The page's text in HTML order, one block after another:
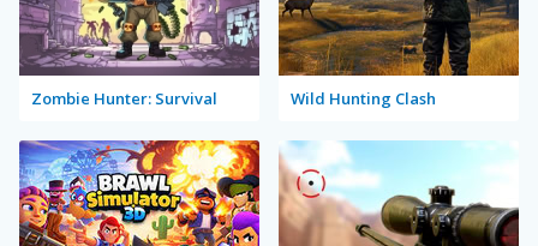
Zombie Hunter: Survival Wild Hunting Clash